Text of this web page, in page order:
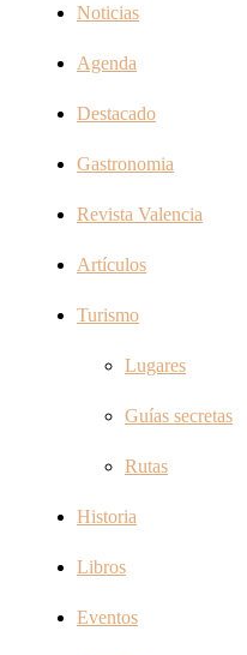
Noticias
Agenda
Destacado
Gastronomia
Revista Valencia
Artículos
Turismo
Lugares
Guías secretas
Rutas
Historia
Libros
Eventos